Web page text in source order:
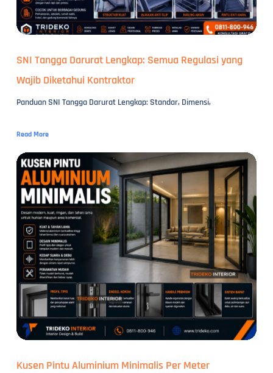
SNI Tangga Darurat Lengkap: Semua Regulasi yang
Wajib Diketahui Kontraktor
Panduan SNI Tangga Darurat Lengkap: Standar, Dimensi,
Read More
Kusen Pintu Aluminium Minimalis Per Meter